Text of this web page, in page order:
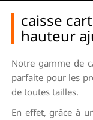
caisse
hauteur
Notre gamme de
parfaite pour les
de toutes tailles.
En effet, grâce à